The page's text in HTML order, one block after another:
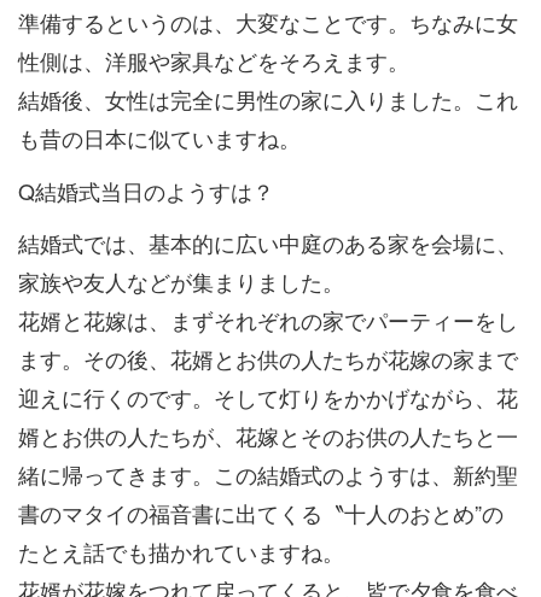
準備するというのは、大変なことです。ちなみに女
性側は、洋服や家具などをそろえます。
結婚後、女性は完全に男性の家に入りました。これ
も昔の日本に似ていますね。
Q結婚式当日のようすは？
結婚式では、基本的に広い中庭のある家を会場に、
家族や友人などが集まりました。
花婿と花嫁は、まずそれぞれの家でパーティーをし
ます。その後、花婿とお供の人たちが花嫁の家まで
迎えに行くのです。そして灯りをかかげながら、花
婿とお供の人たちが、花嫁とそのお供の人たちと一
緒に帰ってきます。この結婚式のようすは、新約聖
書のマタイの福音書に出てくる〝十人のおとめ”の
たとえ話でも描かれていますね。
花婿が花嫁をつれて戻ってくると、皆で夕食を食べ